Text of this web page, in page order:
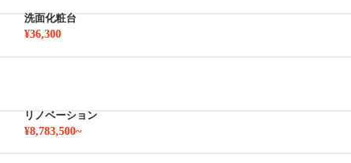
洗面化粧台
¥36,300
リノベーション
¥8,783,500~